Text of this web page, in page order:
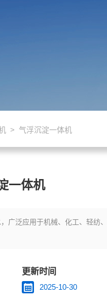
> 气浮沉淀一体机
一体机
泛应用于机械、化工、轻
更新时间
2025-10-30